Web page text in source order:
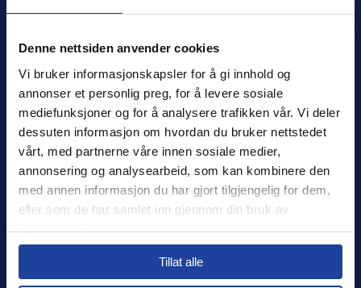
Denne nettsiden anvender cookies
Vi bruker informasjonskapsler for å gi innhold og
annonser et personlig preg, for å levere sosiale
mediefunksjoner og for å analysere trafikken vår. Vi deler
dessuten informasjon om hvordan du bruker nettstedet
vårt, med partnerne våre innen sosiale medier,
annonsering og analysearbeid, som kan kombinere den
med annen informasjon du har gjort tilgjengelig for dem,
eller som de har samlet inn gjennom din bruk av
tjenestene deres.
Tillat alle
Select your country to see content relevant to
you and your business.
Xledger Norge
Østensjøveien 32,0667,Oslo
Norge
salg@xledger.no
40002211
Logg inn
Support
Personvern